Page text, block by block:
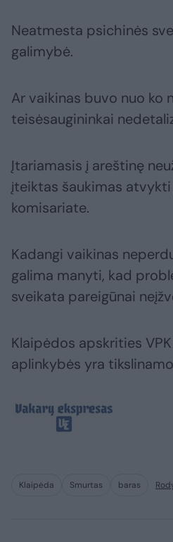
Neatmesta psichinės
galimybė.
Ar vaikinas buvo nuo ko
teisėsaugininkai
Įtariamasis į areštinę
įteiktas šaukimas
komisariate.
Kadangi vaikinas
galima manyti, kad
sveikata pareigūnai
Klaipėdos apskrities
aplinkybės yra
Klaipėda Smurtas baras